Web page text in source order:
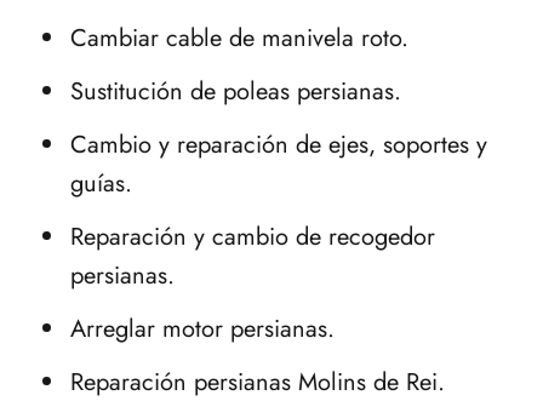
Cambiar cable de manivela roto.
Sustitución de poleas persianas.
Cambio y reparación de ejes, soportes y
guías.
Reparación y cambio de recogedor
persianas.
Arreglar motor persianas.
Reparación persianas Molins de Rei.